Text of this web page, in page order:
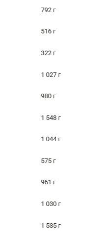
792 г
516 г
322 г
1 027 г
980 г
1 548 г
1 044 г
575 г
961 г
1 030 г
1 535 г